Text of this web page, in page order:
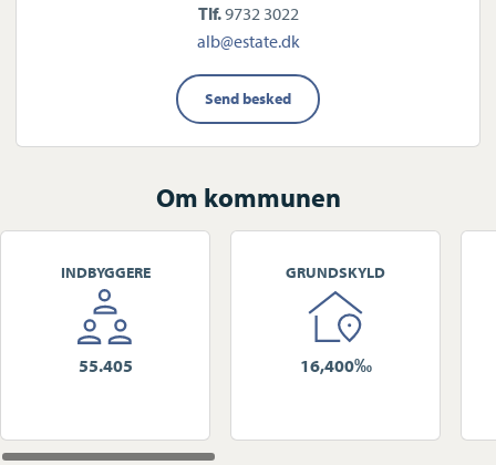
Tlf.9732 3022
alb@estate.dk
Send besked
Om kommunen
INDBYGGERE
55.405
GRUNDSKYLD
16,400‰